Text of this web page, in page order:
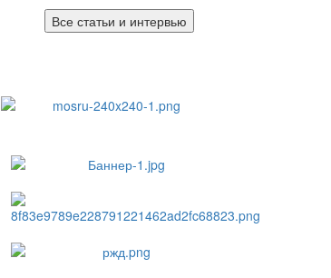
Все статьи и интервью